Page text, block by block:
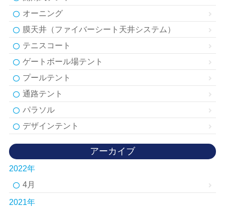
オーニング
膜天井（ファイバーシート天井システム）
テニスコート
ゲートボール場テント
プールテント
通路テント
パラソル
デザインテント
アーカイブ
2022年
4月
2021年